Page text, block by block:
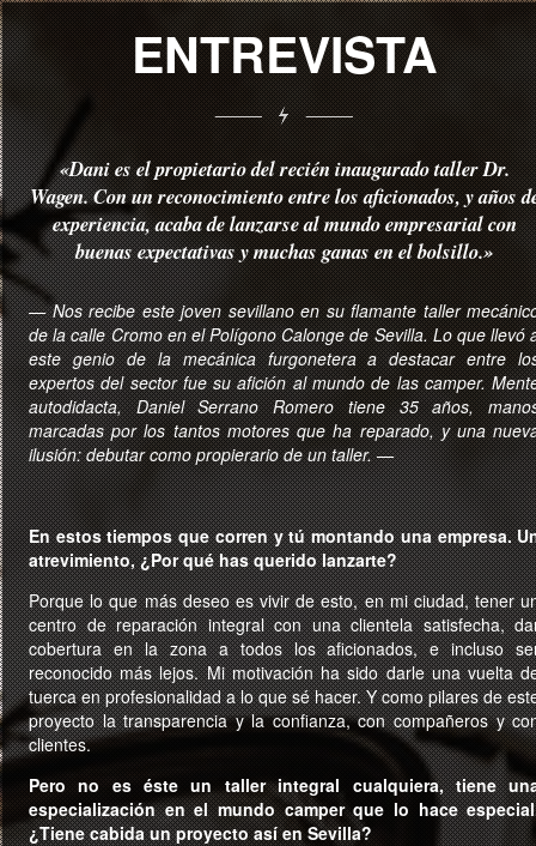
ENTREVISTA
«Dani es el propietario del recién inaugurado taller Dr.
Wagen. Con un reconocimiento entre los aficionados, y años
experiencia, acaba de lanzarse al mundo empresarial con
buenas expectativas y muchas ganas en el bolsillo.»
— Nos recibe este joven sevillano en su flamante taller
de la calle Cromo en el Polígono Calonge de Sevilla. Lo que llevó
este genio de la mecánica furgonetera a destacar entre
expertos del sector fue su afición al mundo de las camper.
autodidacta, Daniel Serrano Romero tiene 35 años,
marcadas por los tantos motores que ha reparado, y una
ilusión: debutar como propierario de un taller. —
En estos tiempos que corren y tú montando una empresa.
atrevimiento, ¿Por qué has querido lanzarte?
Porque lo que más deseo es vivir de esto, en mi ciudad, tener
centro de reparación integral con una clientela satisfecha,
cobertura en la zona a todos los aficionados, e incluso
reconocido más lejos. Mi motivación ha sido darle una vuelta
tuerca en profesionalidad a lo que sé hacer. Y como pilares de
proyecto la transparencia y la confianza, con compañeros y
clientes.
Pero no es éste un taller integral cualquiera, tiene
especialización en el mundo camper que lo hace
¿Tiene cabida un proyecto así en Sevilla?